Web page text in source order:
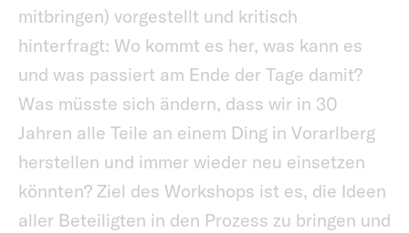
mitbringen) vorgestellt und kritisch
hinterfragt: Wo kommt es her, was kann es
und was passiert am Ende der Tage damit?
Was müsste sich ändern, dass wir in 30
Jahren alle Teile an einem Ding in Vorarlberg
herstellen und immer wieder neu einsetzen
könnten? Ziel des Workshops ist es, die Ideen
aller Beteiligten in den Prozess zu bringen und